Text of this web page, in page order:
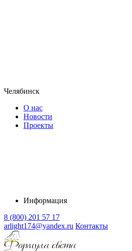
Челябинск
О нас
Новости
Проекты
Информация
8 (800) 201 57 17
arlight174@yandex.ru Контакты